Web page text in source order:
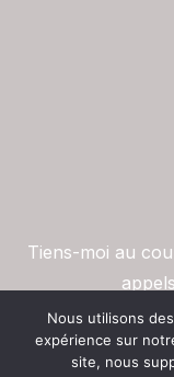
Tiens-moi au
Nous utilisons
expérience sur
site, nous